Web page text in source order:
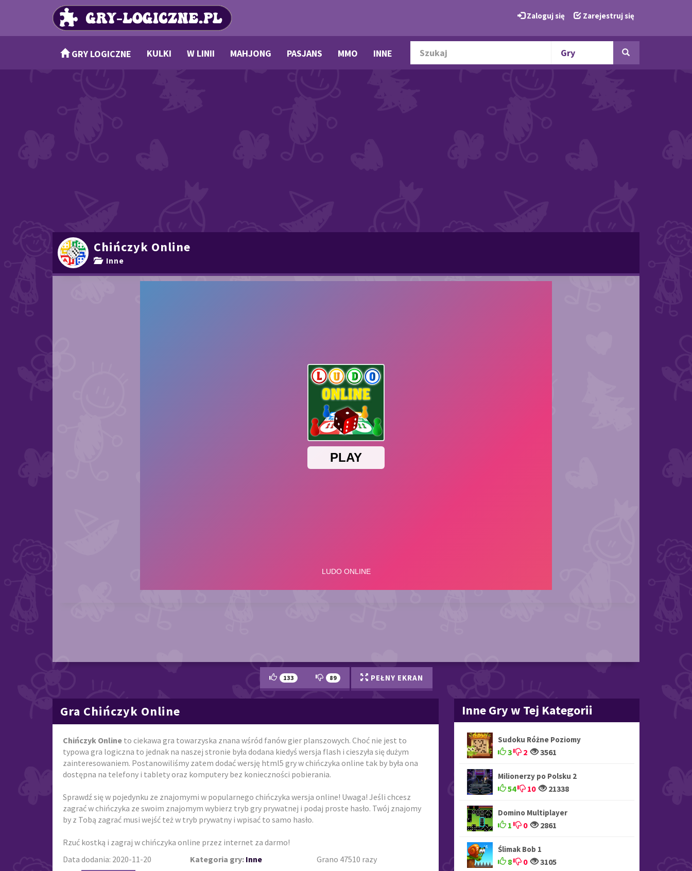
Zaloguj się Zarejestruj się
GRY LOGICZNE KULKI W LINII MAHJONG PASJANS MMO INNE
Chińczyk Online
Inne
133 89 PEŁNY EKRAN
Inne Gry w Tej Kategorii
Sudoku Różne Poziomy
3 2 3561
Milionerzy po Polsku 2
54 10 21338
Domino Multiplayer
1 0 2861
Ślimak Bob 1
8 0 3105
Gra Chińczyk Online
Chińczyk Online to ciekawa gra towarzyska znana wśród fanów gier planszowych. Choć nie jest to
typowa gra logiczna to jednak na naszej stronie była dodana kiedyś wersja flash i cieszyła się dużym
zainteresowaniem. Postanowiliśmy zatem dodać wersję html5 gry w chińczyka online tak by była ona
dostępna na telefony i tablety oraz komputery bez konieczności pobierania.
Sprawdź się w pojedynku ze znajomymi w popularnego chińczyka wersja online! Uwaga! Jeśli chcesz
zagrać w chińczyka ze swoim znajomym wybierz tryb gry prywatnej i podaj proste hasło. Twój znajomy
by z Tobą zagrać musi wejść też w tryb prywatny i wpisać to samo hasło.
Rzuć kostką i zagraj w chińczyka online przez internet za darmo!
Data dodania: 2020-11-20
Kategoria gry: Inne
Grano 47510 razy